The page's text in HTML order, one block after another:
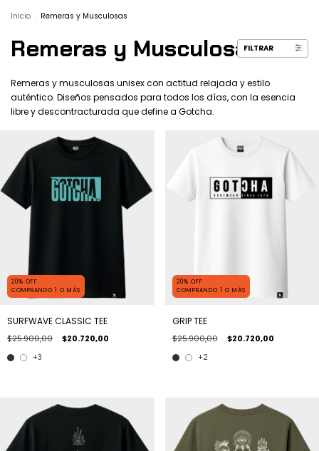
Inicio . Remeras y Musculosas
Remeras y MusculosasFILTRAR
Remeras y musculosas unisex con actitud relajada y estilo
auténtico. Diseños pensados para todos los días, con la esencia
libre y descontracturada que define a Gotcha.
20% OFF
COMPRANDO 1 O MÁS
SURFWAVE CLASSIC TEE
$25.900,00 $20.720,00
+3
20% OFF
COMPRANDO 1 O MÁS
GRIP TEE
$25.900,00 $20.720,00
+2